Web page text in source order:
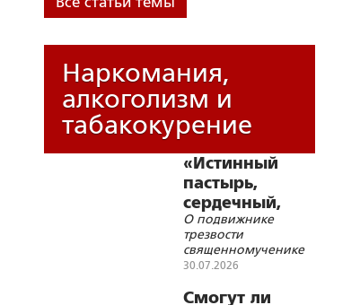
Наркомания,
алкоголизм и
табакокурение
«Истинный
пастырь,
сердечный,
очень
отзывчивый
человек»
О подвижнике
трезвости
священномученике
Владимире Фокине
30.07.2026
Смогут ли